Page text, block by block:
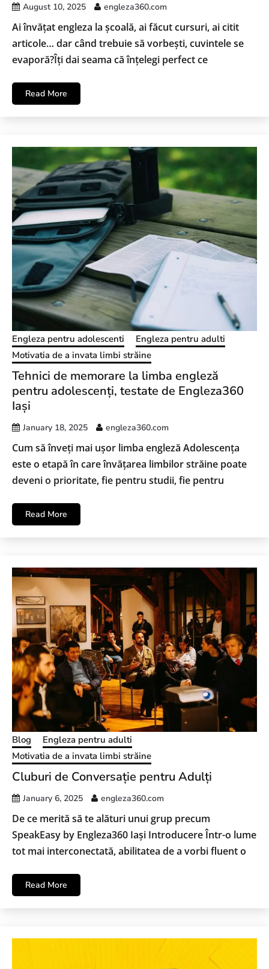
August 10, 2025 engleza360.com
Ai învățat engleza la școală, ai făcut cursuri, ai citit
articole… dar când trebuie să vorbești, cuvintele se
evaporă?Îți dai seama că înțelegi perfect ce
Read More
Engleza pentru adolescenti
Engleza pentru adulti
Motivatia de a invata limbi străine
Tehnici de memorare la limba engleză
pentru adolescenți, testate de Engleza360
Iași
January 18, 2025 engleza360.com
Cum să înveți mai ușor limba engleză Adolescența
este o etapă în care învățarea limbilor străine poate
deveni o prioritate, fie pentru studii, fie pentru
Read More
Blog
Engleza pentru adulti
Motivatia de a invata limbi străine
Cluburi de Conversație pentru Adulți
January 6, 2025 engleza360.com
De ce merită să te alături unui grup precum
SpeakEasy by Engleza360 Iași Introducere Într-o lume
tot mai interconectată, abilitatea de a vorbi fluent o
Read More